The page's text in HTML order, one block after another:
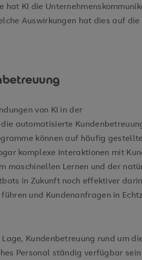
hat KI die
Auswirkungen hat dies auf die
von KI in der
automatisierte
können auf häufig
komplexe Interaktionen mit
maschinellen Lernen und der
in Zukunft noch effektiver
und Kundenanfragen in
Kundenbetreuung rund um
Personal ständig verfügbar sein